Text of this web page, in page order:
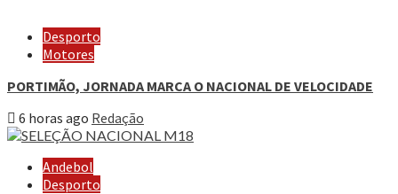
Desporto
Motores
PORTIMÃO, JORNADA MARCA O NACIONAL DE VELOCIDADE
6 horas ago Redação
Andebol
Desporto